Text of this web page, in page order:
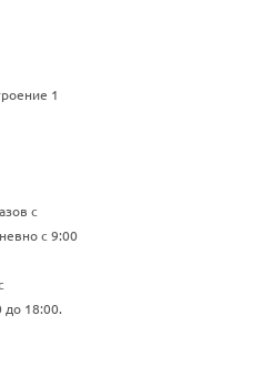
1
с
с 9:00
до 18:00.